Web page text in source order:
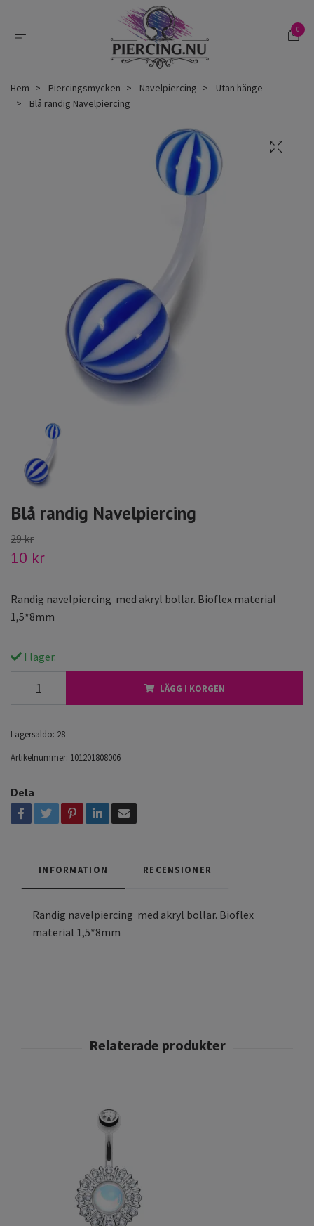
0
Hem Piercingsmycken Navelpiercing
Utan hänge
Blå randig Navelpiercing
Blå randig Navelpiercing
29 kr
10 kr
Randig navelpiercing med akryl bollar. Bioflex material
1,5*8mm
I lager.
LÄGG I KORGEN
Lagersaldo: 28
Artikelnummer: 101201808006
Dela
INFORMATION RECENSIONER
Randig navelpiercing med akryl bollar. Bioflex
material 1,5*8mm